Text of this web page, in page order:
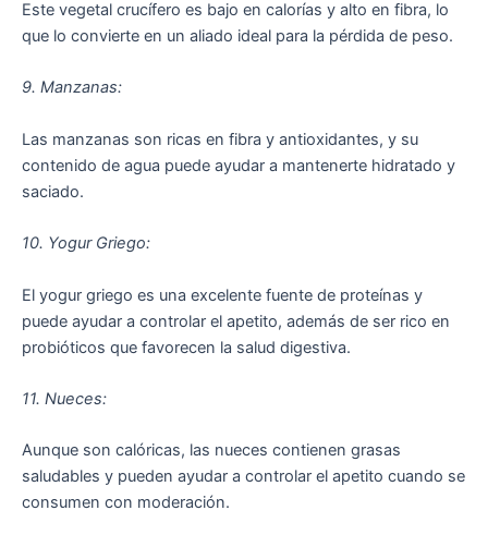
Este vegetal crucífero es bajo en calorías y alto en fibra, lo
que lo convierte en un aliado ideal para la pérdida de peso.
9. Manzanas:
Las manzanas son ricas en fibra y antioxidantes, y su
contenido de agua puede ayudar a mantenerte hidratado y
saciado.
10. Yogur Griego:
El yogur griego es una excelente fuente de proteínas y
puede ayudar a controlar el apetito, además de ser rico en
probióticos que favorecen la salud digestiva.
11. Nueces:
Aunque son calóricas, las nueces contienen grasas
saludables y pueden ayudar a controlar el apetito cuando se
consumen con moderación.